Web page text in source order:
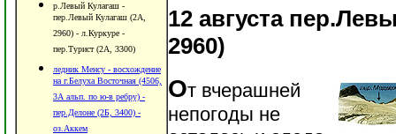
р.Левый Кулагаш -
пер.Левый Кулагаш (2А,
2960) - л.Куркуре -
пер.Турист (2А, 3300)
ледник Менсу - восхождение
на г.Белуха Восточная (4506,
3А альп. по ю-в ребру) -
пер.Делоне (2Б, 3400) -
оз.Аккем
12 августа
2960)
От вчерашней
непогоды не